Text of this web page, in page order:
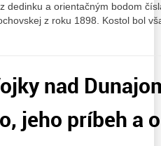
dedinku a orientačným bodom
z roku 1898. Kostol bol
nad
jeho príbeh a